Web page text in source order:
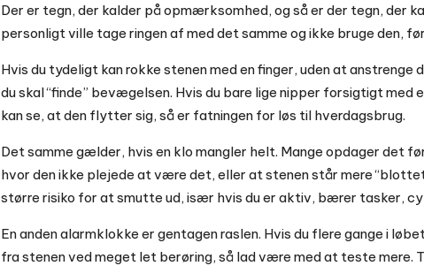
Der er tegn, der kalder på opmærksomhed, og så er der tegn, der
personligt ville tage ringen af med det samme og ikke bruge den,
Hvis du tydeligt kan rokke stenen med en finger, uden at
du skal “finde” bevægelsen. Hvis du bare lige nipper forsigtigt med
kan se, at den flytter sig, så er fatningen for løs til hverdagsbrug.
Det samme gælder, hvis en klo mangler helt. Mange opdager det
hvor den ikke plejede at være det, eller at stenen står mere
større risiko for at smutte ud, især hvis du er aktiv, bærer tasker,
En anden alarmklokke er gentagen raslen. Hvis du flere gange i
fra stenen ved meget let berøring, så lad være med at teste